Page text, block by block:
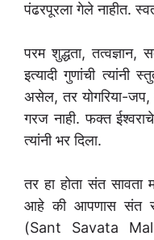
पंढरपूरला गेले नाहीत.
परम शुद्धता, तत्वज्ञान,
इत्यादी गुणांची त्यांनी
असेल, तर योगरिया-जप,
गरज नाही. फक्त
त्यांनी भर दिला.
तर हा होता संत सावता
आहे की आपणास संत
(Sant Savata